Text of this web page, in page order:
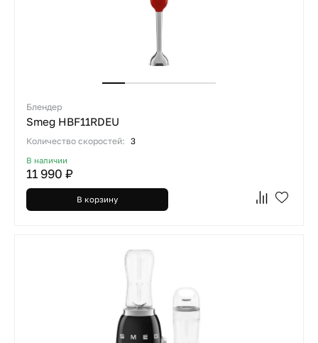
Блендер
Smeg HBF11RDEU
Количество скоростей: 3
В наличии
11 990 ₽
В корзину